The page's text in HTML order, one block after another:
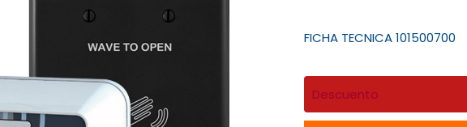
FICHA TECNICA 101500700
Descuento